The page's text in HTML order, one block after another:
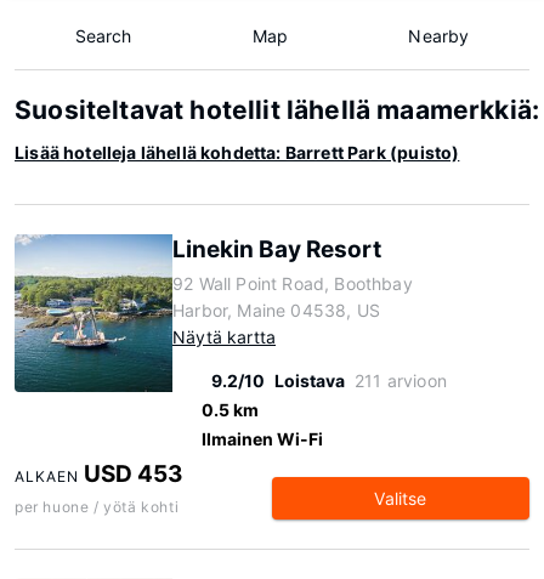
Search Map Nearby
Suositeltavat hotellit lähellä
Lisää hotelleja lähellä kohdetta: Barrett Park (puisto)
Linekin Bay Resort
92 Wall Point Road, Boothbay
Harbor, Maine 04538, US
Näytä kartta
9.2/10 Loistava 211 arvioon
0.5 km
Ilmainen Wi-Fi
ALKAEN USD 453
per huone / yötä kohti Valitse